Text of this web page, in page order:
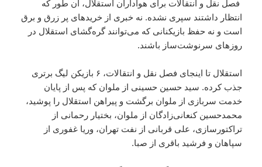
فصل نقل و انتقالات برای هواداران استقلال، آن طور که
انتظار داشتند سپری نشده. نه خبری از خریدهای پر زرق و برق
است و نه حفظ بازیکنانی که می‌توانند گره‌گشای استقلال در
روزهای سرنوشت‌ساز باشند.
استقلال تا اینجای فصل نقل و انتقالات، ۶ بازیکن لیگ برتری
جذب کرده. سید حسین حسینی از ملوان که پس از پایان
خدمت سربازی از ملوان برگشت و پیراهن استقلال را پوشید،
محمدحسین کنعانی‌زادگان از ملوان، بختیار رحمانی از
تراکتورسازی، علی قربانی از نفت تهران، وریا غفوری از
سپاهان و فرشید باقری از صبا.